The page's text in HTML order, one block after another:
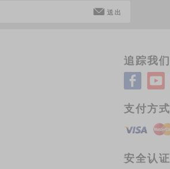
送出
追踪我们
支付方式
安全认证